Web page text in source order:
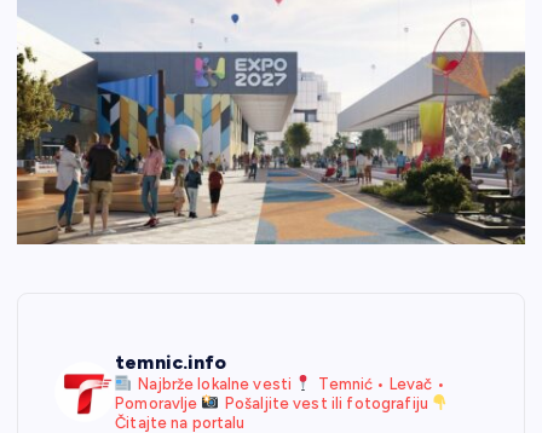
temnic.info
Najbrže lokalne vesti
Temnić • Levač •
Pomoravlje
Pošaljite vest ili fotografiju
Čitajte na portalu